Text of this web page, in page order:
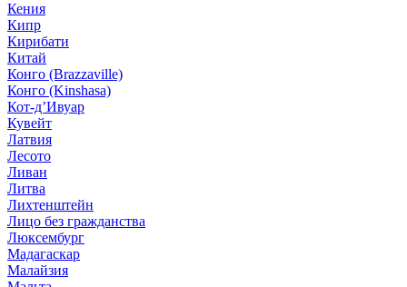
Кения
Кипр
Кирибати
Китай
Конго (Brazzaville)
Конго (Kinshasa)
Кот-д’Ивуар
Кувейт
Латвия
Лесото
Ливан
Литва
Лихтенштейн
Лицо без гражданства
Люксембург
Мадагаскар
Малайзия